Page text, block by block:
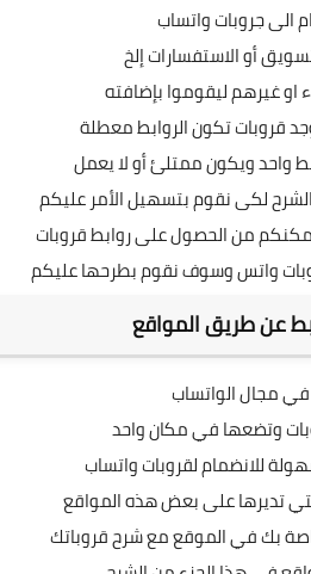
الى جروبات واتساب
أو الاستفسارات إلخ
او غيرهم ليقوموا بإضافته
قروبات تكون الروابط معطلة
واحد ويكون ممتلئ أو لا يعمل
لكى نقوم بتسهيل الأمر عليكم
من الحصول على روابط قروبات
واتس وسوف نقوم بطرحها عليكم
عن طريق المواقع
مجال الواتساب
وتضعها في مكان واحد
للانضمام لقروبات واتساب
تديرها على بعض هذه المواقع
بك في الموقع مع شرح قروباتك